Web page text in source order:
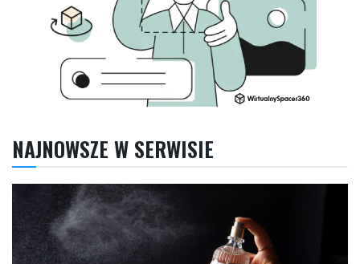
NAJNOWSZE W SERWISIE